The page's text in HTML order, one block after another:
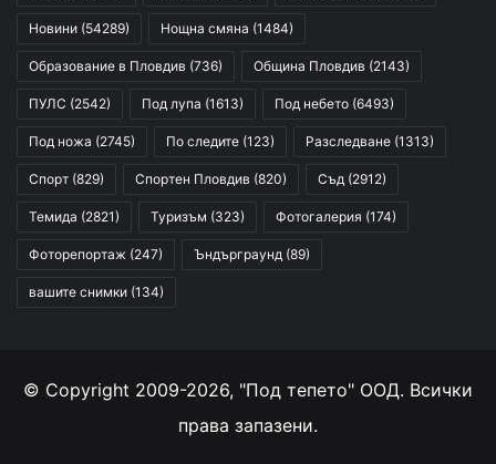
Новини (54289) Нощна смяна (1484)
Образование в Пловдив (736) Община Пловдив (2143)
ПУЛС (2542) Под лупа (1613) Под небето (6493)
Под ножа (2745) По следите (123) Разследване (1313)
Спорт (829) Спортен Пловдив (820) Съд (2912)
Темида (2821) Туризъм (323) Фотогалерия (174)
Фоторепортаж (247) Ъндърграунд (89)
вашите снимки (134)
© Copyright 2009-2026, "Под тепето" ООД. Всички
права запазени.